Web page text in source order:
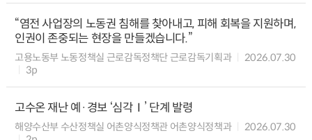
“염전 사업장의 노동권 침해를 찾아내고, 피해 회복을 지원하며,
인권이 존중되는 현장을 만들겠습니다.”
고용노동부 노동정책실 근로감독정책단 근로감독기획과
2026.07.30
3p
고수온 재난 예·경보 ‘심각Ⅰ’ 단계 발령
해양수산부 수산정책실 어촌양식정책관 어촌양식정책과
2026.07.30